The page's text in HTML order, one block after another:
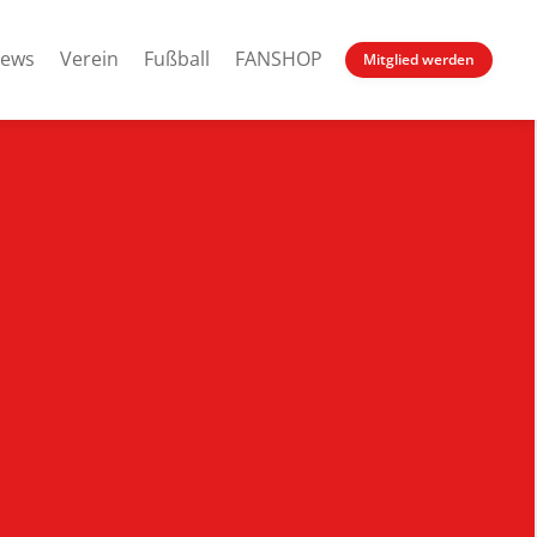
Verein Fußball FANSHOP Mitglied werden